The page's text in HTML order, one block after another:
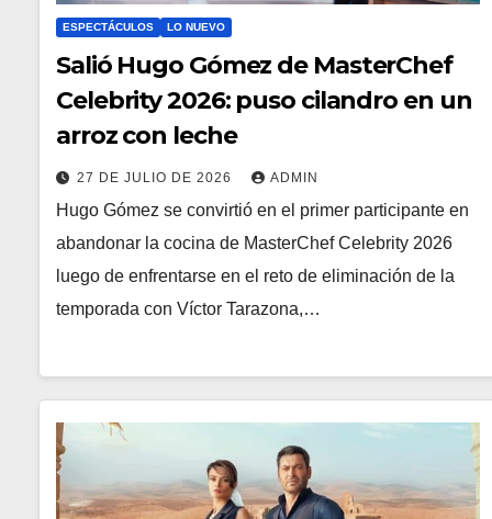
ESPECTÁCULOS LO NUEVO
Salió Hugo Gómez de MasterChef
Celebrity 2026: puso cilandro en un
arroz con leche
27 DE JULIO DE 2026 ADMIN
Hugo Gómez se convirtió en el primer participante en
abandonar la cocina de MasterChef Celebrity 2026
luego de enfrentarse en el reto de eliminación de la
temporada con Víctor Tarazona,…